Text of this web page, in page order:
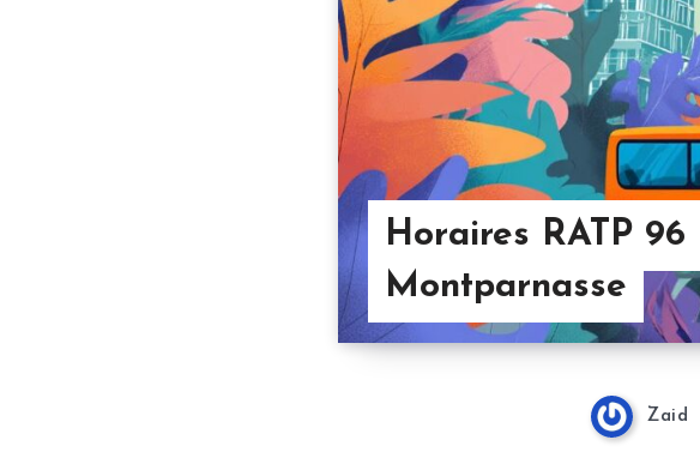
Horaires RATP
Montparnasse
Zaid